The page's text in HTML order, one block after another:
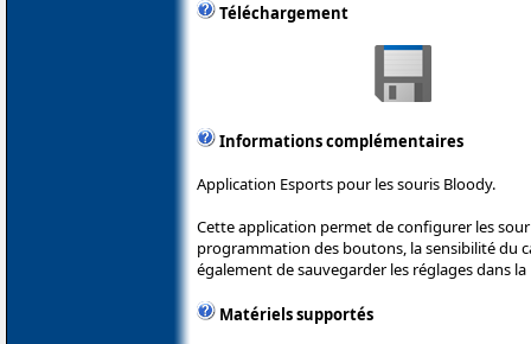
Téléchargement
Informations complémentaires
Application Esports pour les souris Bloody.
Cette application permet de configurer les
programmation des boutons, la sensibilité du
également de sauvegarder les réglages dans
Matériels supportés